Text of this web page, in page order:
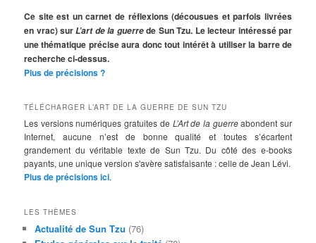
h
e
r
c
h
Ce site est un carnet de réflexions (décousues et parfois livrées
en vrac) surL’art de la guerrede Sun Tzu. Le lecteur intéressé par
une thématique précise aura donc tout intérêt à utiliser la barre de
recherche ci-dessus.
Plus de précisions ?
TÉLÉCHARGER L’ART DE LA GUERRE DE SUN TZU
Les versions numériques gratuites de L’Art de la guerreabondent sur
Internet, aucune n’est de bonne qualité et toutes s’écartent
grandement du véritable texte de Sun Tzu. Du côté des e-books
payants, une unique version s'avère satisfaisante : celle de Jean Lévi.
Plus de précisions ici.
LES THÈMES
Actualité de Sun Tzu (76)